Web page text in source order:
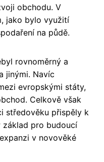
obchodu. V
jako bylo využití
na půdě.
rovnoměrný a
jinými. Navíc
evropskými státy,
Celkově však
středověku přispěly k
pro budoucí
v novověké